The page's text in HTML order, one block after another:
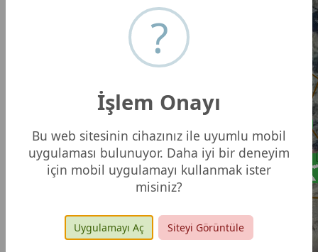
08:00 - 19:00 60,00 ₺
60,00 ₺ 120,00 ₺
Köroğlu Tabiat Parkı
?
İşlem Onayı
Bu web sitesinin cihazınız ile uyumlu mobil
uygulaması bulunuyor. Daha iyi bir deneyim
için mobil uygulamayı kullanmak ister
misiniz?
Uygulamayı Aç Siteyi Görüntüle